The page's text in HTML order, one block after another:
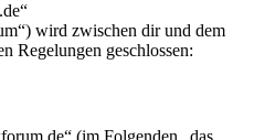
wird zwischen dir und dem
Regelungen geschlossen:
(im Folgenden „das